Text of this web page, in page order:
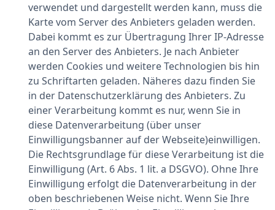
verwendet und dargestellt werden kann, muss die
Karte vom Server des Anbieters geladen werden.
Dabei kommt es zur Übertragung Ihrer IP-Adresse
an den Server des Anbieters. Je nach Anbieter
werden Cookies und weitere Technologien bis hin
zu Schriftarten geladen. Näheres dazu finden Sie
in der Datenschutzerklärung des Anbieters. Zu
einer Verarbeitung kommt es nur, wenn Sie in
diese Datenverarbeitung (über unser
Einwilligungsbanner auf der Webseite)einwilligen.
Die Rechtsgrundlage für diese Verarbeitung ist die
Einwilligung (Art. 6 Abs. 1 lit. a DSGVO). Ohne Ihre
Einwilligung erfolgt die Datenverarbeitung in der
oben beschriebenen Weise nicht. Wenn Sie Ihre